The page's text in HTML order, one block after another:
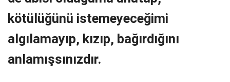
kötülüğünü istemeyeceğimi
algılamayıp, kızıp, bağırdığını
anlamışsınızdır.